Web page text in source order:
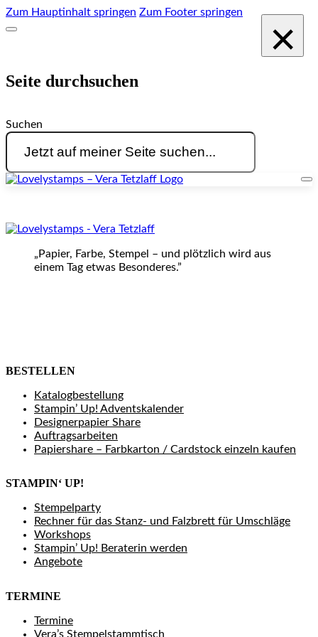
Zum Hauptinhalt springen Zum Footer springen
Seite durchsuchen
Suchen
×
„Papier, Farbe, Stempel – und plötzlich wird aus
einem Tag etwas Besonderes.”
BESTELLEN
Katalogbestellung
Stampin’ Up! Adventskalender
Designerpapier Share
Auftragsarbeiten
Papiershare – Farbkarton / Cardstock einzeln kaufen
STAMPIN‘ UP!
Stempelparty
Rechner für das Stanz- und Falzbrett für Umschläge
Workshops
Stampin’ Up! Beraterin werden
Angebote
TERMINE
Termine
Vera’s Stempelstammtisch